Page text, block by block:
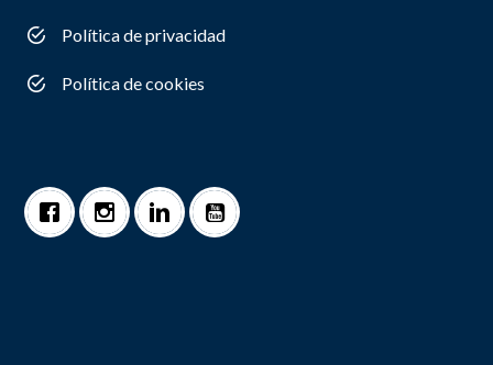
Política de privacidad
Política de cookies